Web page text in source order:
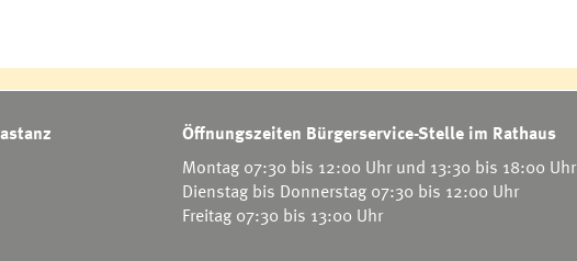
Öffnungszeiten Bürgerservice-Stelle im Rathaus
Montag 07:30 bis 12:00 Uhr und 13:30 bis 18:00 Uhr
Dienstag bis Donnerstag 07:30 bis 12:00 Uhr
Freitag 07:30 bis 13:00 Uhr